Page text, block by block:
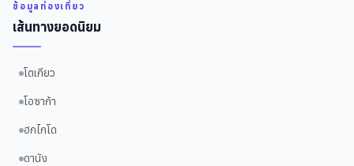
ข้อมูลท่องเที่ยว
เส้นทางยอดนิยม
โตเกียว
โอซาก้า
ฮกไกโด
ดานัง